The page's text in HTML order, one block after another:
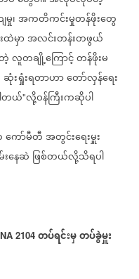
မှု၊အကတိကင်းမှုတန်ဖိုးတွေ
ထဲမှာအလင်းတန်းတဖွယ်
လူတချို့ကြောင့်တန်ဖိုးမ
ဆုံးရှုံးရတာဟာတော်လှန်ရေး
တယ်"လို့ဝန်ကြီးကဆိုပါ
ကော်မီတီအတွင်းရေးမှူး
နေဆဲ ဖြစ်တယ်လို့သိရပါ
2104 တပ်ရင်းမှတပ်ခွဲမှူး